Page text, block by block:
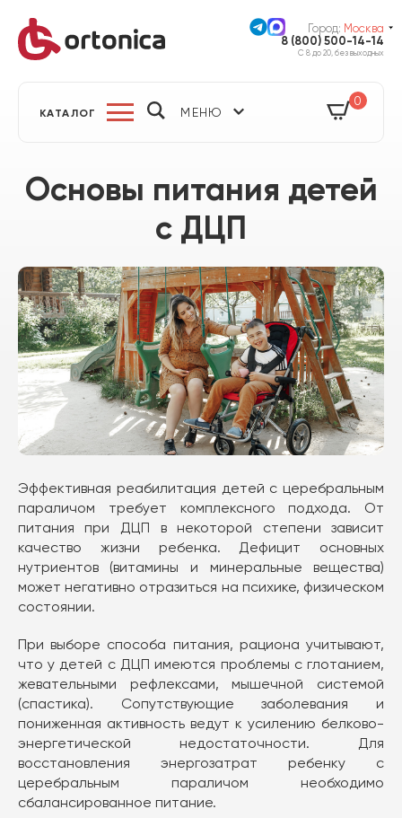
Город: Москва
8 (800) 500-14-14
С 8 до 20, без выходных
КАТАЛОГ МЕНЮ
0
Основы питания детей
с ДЦП
Эффективная реабилитация детей с церебральным
параличом требует комплексного подхода. От
питания при ДЦП в некоторой степени зависит
качество жизни ребенка. Дефицит основных
нутриентов (витамины и минеральные вещества)
может негативно отразиться на психике, физическом
состоянии.
При выборе способа питания, рациона учитывают,
что у детей с ДЦП имеются проблемы с глотанием,
жевательными рефлексами, мышечной системой
(спастика). Сопутствующие заболевания и
пониженная активность ведут к усилению белково-
энергетической недостаточности. Для
восстановления энергозатрат ребенку с
церебральным параличом необходимо
сбалансированное питание.